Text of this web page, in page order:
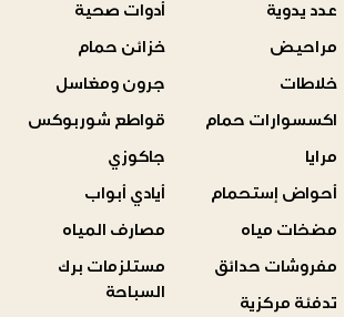
أدوات صحية
خزائن حمام
جرون ومغاسل
قواطع شوربوكس
جاكوزي
أيادي أبواب
مصارف المياه
مستلزمات برك
السباحة
عدد يدوية
مراحيض
خلاطات
اكسسوارات حمام
مرايا
أحواض إستحمام
مضخات مياه
مفروشات حدائق
تدفئة مركزية